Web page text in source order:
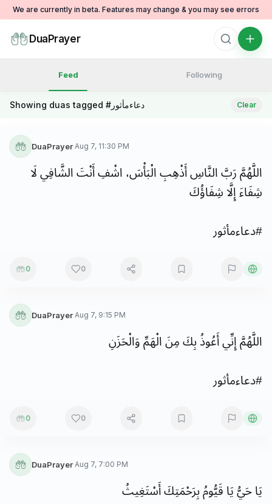
We are currently in beta. Features may change & you may see errors
DuaPrayer
Feed Following
Showing duas tagged # دعاءمأثور Clear
DuaPrayer·Aug 7, 11:30 PM
اللَّهُمَّرَبَّالنَّاسِأَذْهِبِالْبَأْسَ،اشْفِأَنْتَالشَّافِيلَا
شِفَاءَإِلَّاشِفَاؤُكَ
#دعاءمأثور
0 0
DuaPrayer·Aug 7, 9:15 PM
اللَّهُمَّإِنِّيأَعُوذُبِكَمِنَالْهَمِّوَالْحَزَنِ
#دعاءمأثور
0 0
DuaPrayer·Aug 7, 7:00 PM
يَاحَيُّيَاقَيُّومُبِرَحْمَتِكَأَسْتَغِيثُ